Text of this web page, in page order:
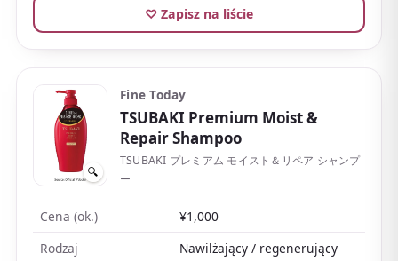
♡ Zapisz na liście
🔍
Fine Today
TSUBAKI Premium Moist &
Repair Shampoo
TSUBAKI プレミアム モイスト＆リペア シャンプ
ー
Cena (ok.)
¥1,000
Rodzaj
Nawilżający / regenerujący